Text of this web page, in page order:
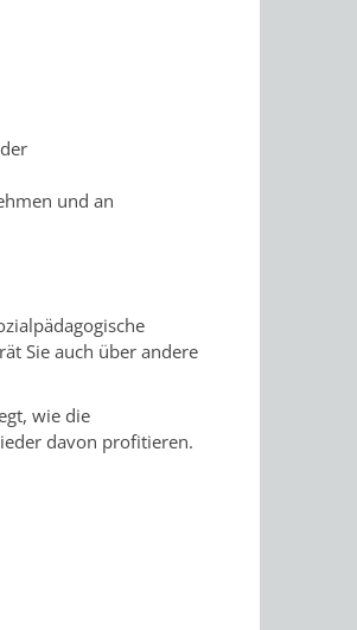
und an
Sie auch über andere
wie die
davon profitieren.